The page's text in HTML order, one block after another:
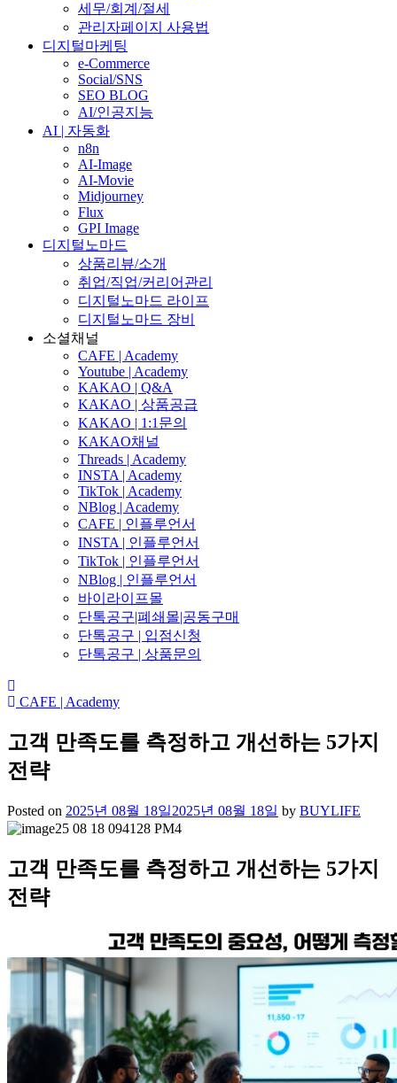
세무/회계/절세
관리자페이지 사용법
디지털마케팅
e-Commerce
Social/SNS
SEO BLOG
AI/인공지능
AI | 자동화
n8n
AI-Image
AI-Movie
Midjourney
Flux
GPI Image
디지털노마드
상품리뷰/소개
취업/직업/커리어관리
디지털노마드 라이프
디지털노마드 장비
소셜채널
CAFE | Academy
Youtube | Academy
KAKAO | Q&A
KAKAO | 상품공급
KAKAO | 1:1문의
KAKAO채널
Threads | Academy
INSTA | Academy
TikTok | Academy
NBlog | Academy
CAFE | 인플루언서
INSTA | 인플루언서
TikTok | 인플루언서
NBlog | 인플루언서
바이라이프몰
단톡공구|폐쇄몰|공동구매
단톡공구 | 입점신청
단톡공구 | 상품문의
CAFE | Academy
고객 만족도를 측정하고 개선하는 5가지
전략
Posted on 2025년 08월 18일2025년 08월 18일 by BUYLIFE
고객 만족도를 측정하고 개선하는 5가지
전략